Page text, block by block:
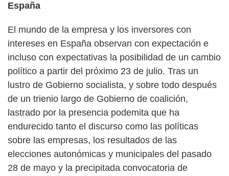
España
El mundo de la empresa y los inversores con
intereses en España observan con expectación e
incluso con expectativas la posibilidad de un cambio
político a partir del próximo 23 de julio. Tras un
lustro de Gobierno socialista, y sobre todo después
de un trienio largo de Gobierno de coalición,
lastrado por la presencia podemita que ha
endurecido tanto el discurso como las políticas
sobre las empresas, los resultados de las
elecciones autonómicas y municipales del pasado
28 de mayo y la precipitada convocatoria de